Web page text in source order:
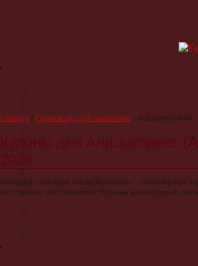
Главная / Промокоды для магазинов / AliExpress WW
Купоны для АлиЭкспресс
2026
Интернет-магазин «АлиЭкспресс» - популярная
миллионов шопоголиков. Купоны алиэкспресс